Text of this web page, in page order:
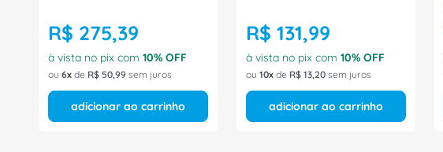
R$ 275,39
à vista no pix com 10% OFF
ou 6 de R$ 50,99 sem juros
adicionar ao carrinho
R$ 131,99
à vista no pix com 10% OFF
ou 10 de R$ 13,20 sem juros
adicionar ao carrinho